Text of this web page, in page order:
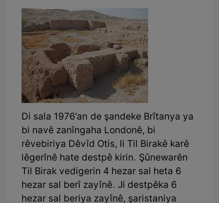
Di sala 1976’an de şandeke Brîtanya ya
bi navê zanîngaha Londonê, bi
rêvebiriya Dêvîd Otis, li Til Birakê karê
lêgerînê hate destpê kirin. Şûnewarên
Til Birak vedigerin 4 hezar sal heta 6
hezar sal berî zayînê. Ji destpêka 6
hezar sal beriya zayînê, şaristaniya